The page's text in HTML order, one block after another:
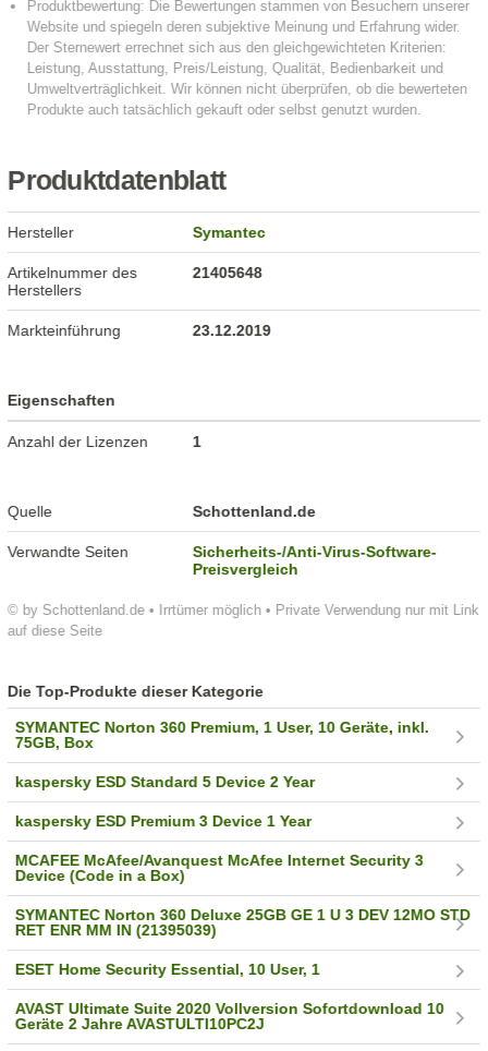
Produktdatenblatt
© by Schottenland.de • Irrtümer möglich • Private Verwendung nur mit Link
auf diese Seite
Hersteller Symantec
Artikelnummer des
Herstellers
21405648
Markteinführung 23.12.2019
Eigenschaften
Anzahl der Lizenzen 1
Quelle Schottenland.de
Verwandte Seiten
Sicherheits-/Anti-Virus-Software-
Preisvergleich
Die Top-Produkte dieser Kategorie
SYMANTEC Norton 360 Premium, 1 User, 10 Geräte, inkl.
75GB, Box
kaspersky ESD Standard 5 Device 2 Year
kaspersky ESD Premium 3 Device 1 Year
MCAFEE McAfee/Avanquest McAfee Internet Security 3
Device (Code in a Box)
SYMANTEC Norton 360 Deluxe 25GB GE 1 U 3 DEV 12MO STD
RET ENR MM IN (21395039)
ESET Home Security Essential, 10 User, 1
AVAST Ultimate Suite 2020 Vollversion Sofortdownload 10
Geräte 2 Jahre AVASTULTI10PC2J